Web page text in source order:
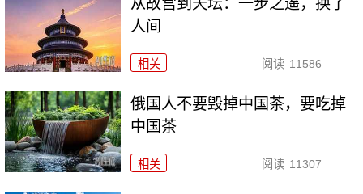
从故宫到天坛：一步之遥，换了
人间
相关 阅读 11586
俄国人不要毁掉中国茶，要吃掉
中国茶
相关 阅读 11307